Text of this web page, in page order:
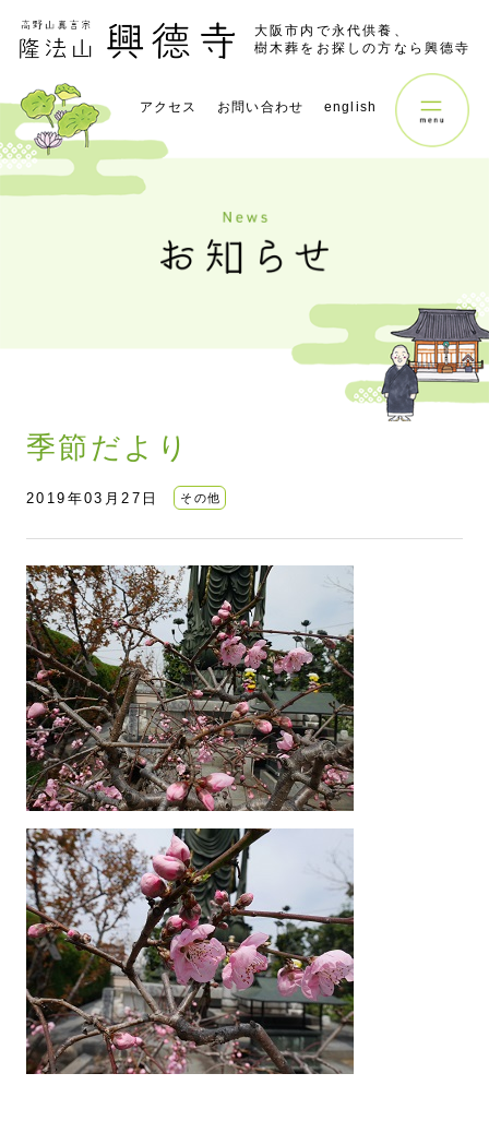
大阪市内で永代供養、
樹木葬をお探しの方なら興德寺
アクセス お問い合わせ english
季節だより
2019年03月27日 その他